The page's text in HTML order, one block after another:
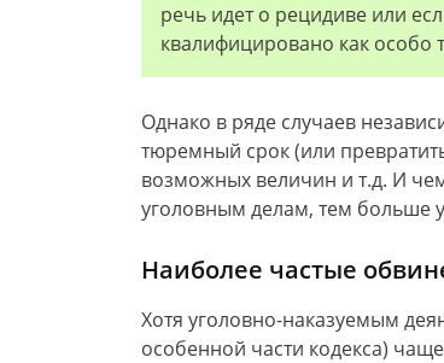
речь идет о рецидиве или
квалифицировано как особо
Однако в ряде случаев
тюремный срок (или
возможных величин и т.д. И
уголовным делам, тем больше
Наиболее частые
Хотя уголовно-наказуемым
особенной части кодекса)